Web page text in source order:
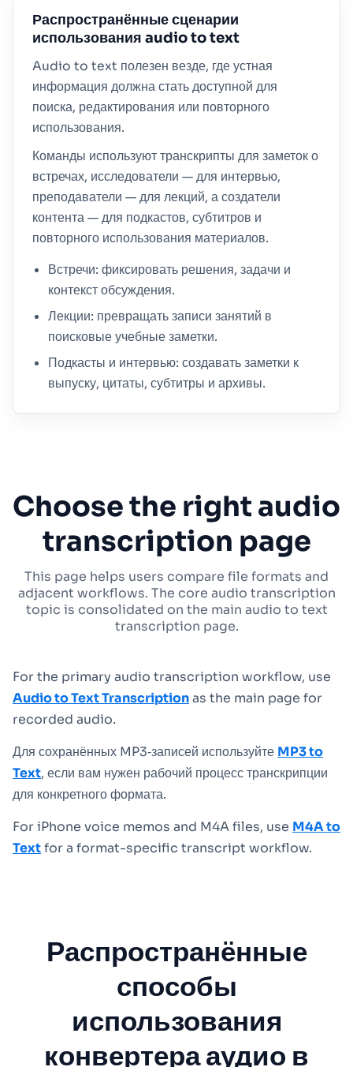
Распространённые сценарии
использования audio to text
Audio to text полезен везде, где устная
информация должна стать доступной для
поиска, редактирования или повторного
использования.
Команды используют транскрипты для заметок о
встречах, исследователи — для интервью,
преподаватели — для лекций, а создатели
контента — для подкастов, субтитров и
повторного использования материалов.
Встречи: фиксировать решения, задачи и
контекст обсуждения.
Лекции: превращать записи занятий в
поисковые учебные заметки.
Подкасты и интервью: создавать заметки к
выпуску, цитаты, субтитры и архивы.
Choose the right audio
transcription page
This page helps users compare file formats and
adjacent workflows. The core audio transcription
topic is consolidated on the main audio to text
transcription page.
For the primary audio transcription workflow, use
Audio to Text Transcriptionas the main page for
recorded audio.
Для сохранённых MP3‑записей используйте MP3 to
Text, если вам нужен рабочий процесс транскрипции
для конкретного формата.
For iPhone voice memos and M4A files, use M4A to
Textfor a format-specific transcript workflow.
Распространённые
способы
использования
конвертера аудио в